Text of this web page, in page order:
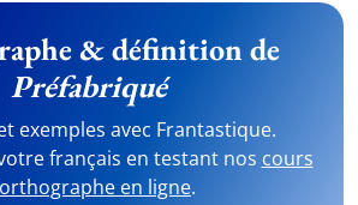
& définition de
Préfabriqué
exemples avec Frantastique.
français en testant nos cours
en ligne.